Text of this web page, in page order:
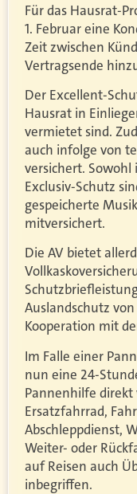
Für das Hausrat-
1. Februar eine
Zeit zwischen
Vertragsende
Der Excellent-
Hausrat in
vermietet sind.
auch infolge von
versichert. Sowohl
Exclusiv-Schutz
gespeicherte
mitversichert.
Die AV bietet
Auslandschutz
Kooperation mit
Im Falle einer
nun eine 24-
Pannenhilfe direkt
Ersatzfahrrad,
Abschleppdienst,
Weiter- oder
auf Reisen auch
inbegriffen.